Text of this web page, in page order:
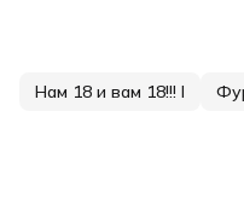
Нам 18 и вам 18!!! I